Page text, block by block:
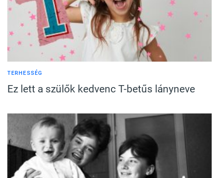
TERHESSÉG
Ez lett a szülők kedvenc T-betűs lányneve